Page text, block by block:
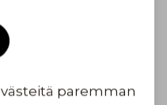
paremman